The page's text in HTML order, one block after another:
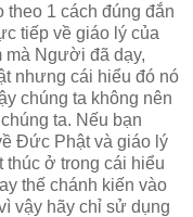
theo 1 cách đúng đắn
tiếp về giáo lý của
Người đã dạy,
nhưng cái hiểu đó nó
chúng ta không nên
ta. Nếu bạn
Đức Phật và giáo lý
thúc ở trong cái hiểu
thế chánh kiến vào
vậy hãy chỉ sử dụng